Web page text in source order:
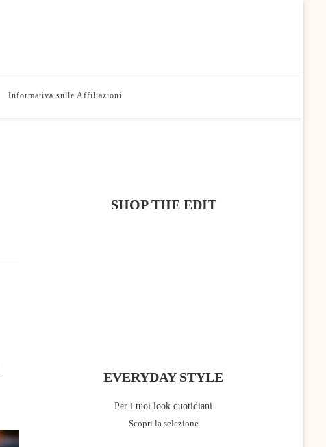
Informativa sulle Affiliazioni
SHOP THE EDIT
EVERYDAY STYLE
Per i tuoi look quotidiani
Scopri la selezione